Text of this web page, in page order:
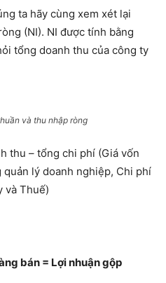
ta hãy cùng xem xét lại
(NI). NI được tính bằng
tổng doanh thu của công ty
và thu nhập ròng
thu – tổng chi phí (Giá vốn
lý doanh nghiệp, Chi phí
và Thuế)
bán = Lợi nhuận gộp